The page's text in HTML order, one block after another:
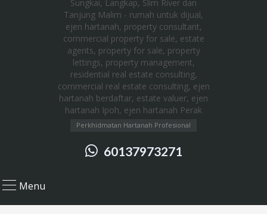
Perkhidmatan Hartanah Profesional
60137973271
Menu